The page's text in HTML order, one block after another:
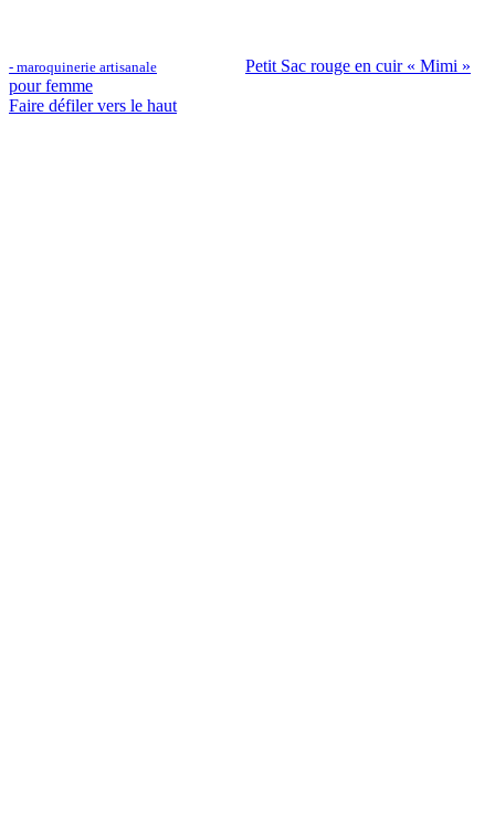
- maroquinerie artisanale
Petit Sac rouge en cuir « Mimi »
pour femme
Faire défiler vers le haut